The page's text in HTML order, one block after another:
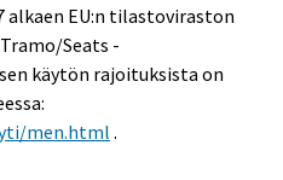
alkaen EU:n tilastoviraston
Seats -
käytön rajoituksista on
men.html .